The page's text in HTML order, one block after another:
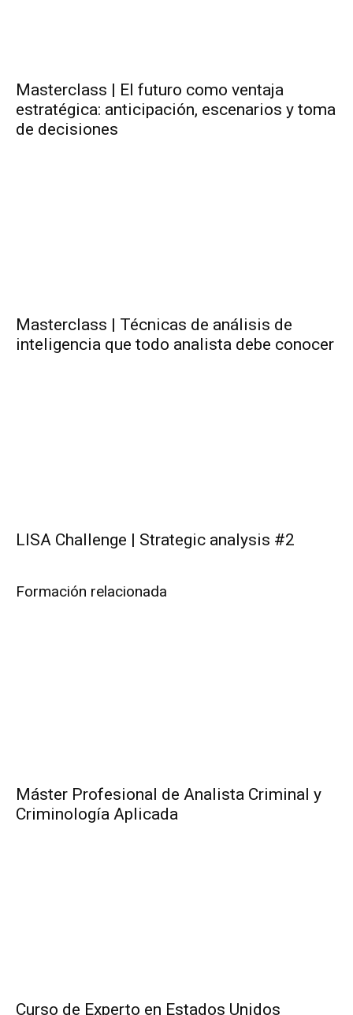
Masterclass | El futuro como ventaja
estratégica: anticipación, escenarios y toma
de decisiones
Masterclass | Técnicas de análisis de
inteligencia que todo analista debe conocer
LISA Challenge | Strategic analysis #2
Formación relacionada
Máster Profesional de Analista Criminal y
Criminología Aplicada
Curso de Experto en Estados Unidos